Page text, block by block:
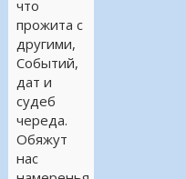
что
прожита с
другими,
Событий,
дат и
судеб
череда.
Обяжут
нас